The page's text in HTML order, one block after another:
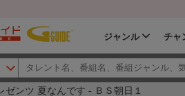
ジャンル チャ
ゼンツ 夏なんです - ＢＳ朝日１